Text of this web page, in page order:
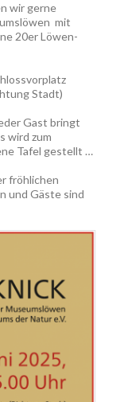
wir gerne
mit
20er Löwen-
Stadt)
Gast bringt
wird zum
Tafel gestellt …
fröhlichen
und Gäste sind